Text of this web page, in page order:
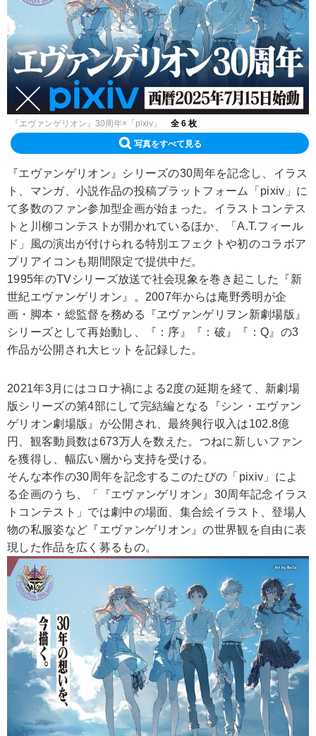
『エヴァンゲリオン』30周年×「pixiv」 全 6 枚
写真をすべて見る
『エヴァンゲリオン』シリーズの30周年を記念し、イラス
ト、マンガ、小説作品の投稿プラットフォーム「pixiv」に
て多数のファン参加型企画が始まった。イラストコンテス
トと川柳コンテストが開かれているほか、「A.T.フィール
ド」風の演出が付けられる特別エフェクトや初のコラボア
プリアイコンも期間限定で提供中だ。
1995年のTVシリーズ放送で社会現象を巻き起こした『新
世紀エヴァンゲリオン』。2007年からは庵野秀明が企
画・脚本・総監督を務める『ヱヴァンゲリヲン新劇場版』
シリーズとして再始動し、『：序』『：破』『：Q』の3
作品が公開され大ヒットを記録した。
2021年3月にはコロナ禍による2度の延期を経て、新劇場
版シリーズの第4部にして完結編となる『シン・エヴァン
ゲリオン劇場版』が公開され、最終興行収入は102.8億
円、観客動員数は673万人を数えた。つねに新しいファン
を獲得し、幅広い層から支持を受ける。
そんな本作の30周年を記念するこのたびの「pixiv」によ
る企画のうち、「『エヴァンゲリオン』30周年記念イラス
トコンテスト」では劇中の場面、集合絵イラスト、登場人
物の私服姿など『エヴァンゲリオン』の世界観を自由に表
現した作品を広く募るもの。